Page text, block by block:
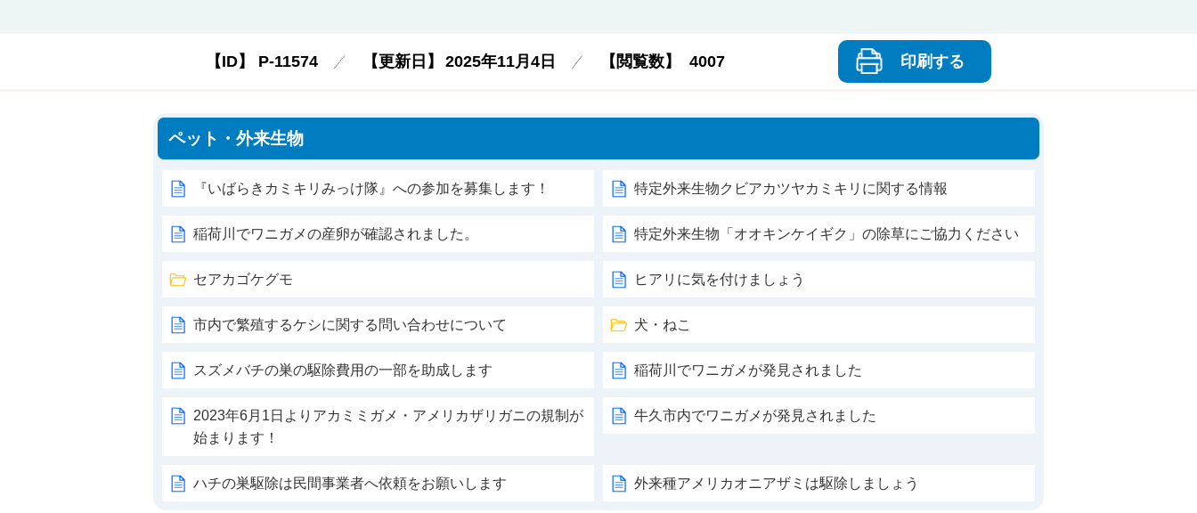
【ID】 P-11574 【更新日】 2025年11月4日 【閲覧数】 4007 印刷する
ペット・外来生物
『いばらきカミキリみっけ隊』への参加を募集します！ 特定外来生物クビアカツヤカミキリに関する情報
稲荷川でワニガメの産卵が確認されました。 特定外来生物「オオキンケイギク」の除草にご協力ください
セアカゴケグモ ヒアリに気を付けましょう
市内で繁殖するケシに関する問い合わせについて 犬・ねこ
スズメバチの巣の駆除費用の一部を助成します 稲荷川でワニガメが発見されました
2023年6月1日よりアカミミガメ・アメリカザリガニの規制が
始まります！
牛久市内でワニガメが発見されました
ハチの巣駆除は民間事業者へ依頼をお願いします 外来種アメリカオニアザミは駆除しましょう